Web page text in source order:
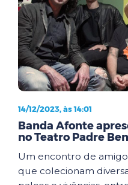
14/12/2023, às 14:01
Banda Afonte
no Teatro Padre
Um encontro de
que colecionam